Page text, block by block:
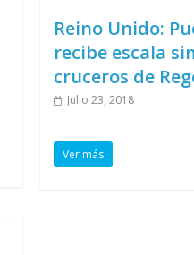
Reino Unido:
recibe escala
cruceros de
Julio 23, 2018
Ver más